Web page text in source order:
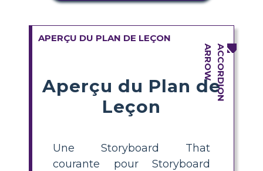
APERÇU DU PLAN DE LEÇON
Aperçu du Plan de
Leçon
Une Storyboard That
courante pour Storyboard